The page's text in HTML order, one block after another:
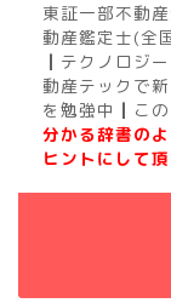
東証一部不動
動産鑑定士(全
┃テクノロジ
動産テックで
を勉強中┃この
分かる辞書の
ヒントにして